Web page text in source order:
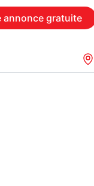
annonce gratuite